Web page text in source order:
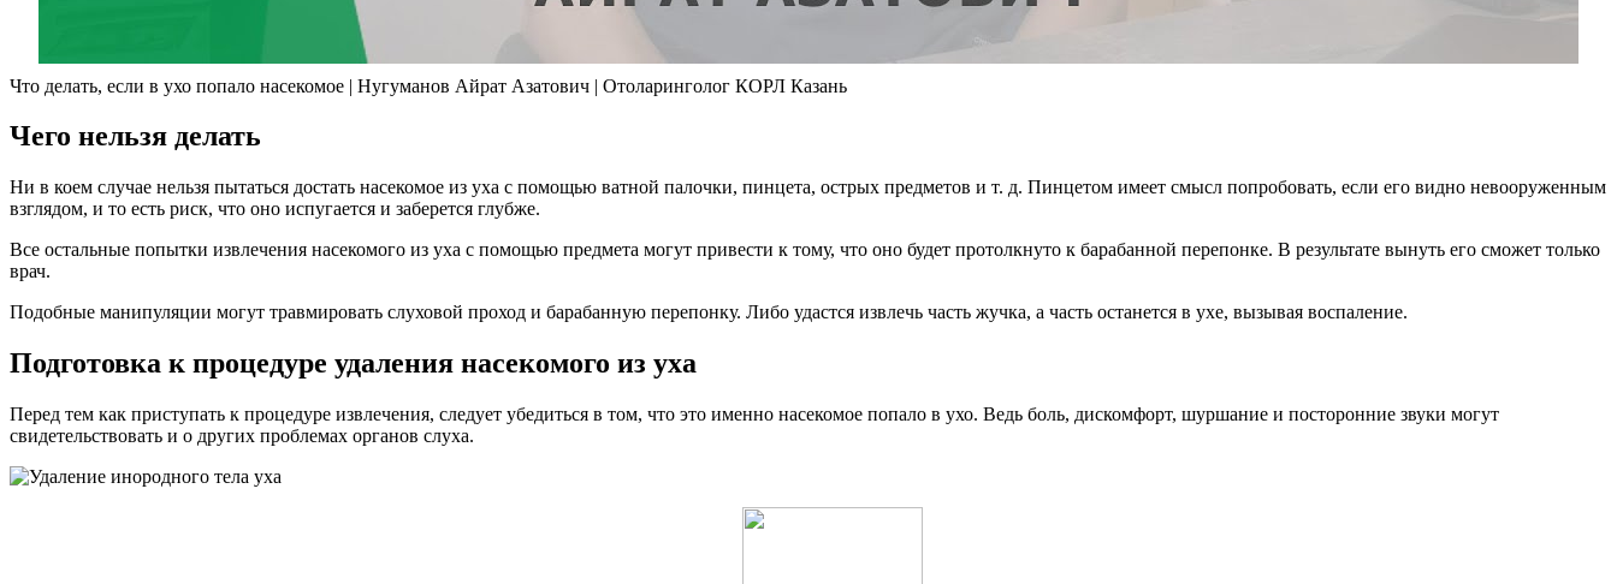
Что делать, если в ухо попало насекомое | Нугуманов Айрат Азатович | Отоларинголог КОРЛ Казань
Чего нельзя делать
Ни в коем случае нельзя пытаться достать насекомое из уха с помощью ватной палочки, пинцета, острых предметов и т. д. Пинцетом имеет смысл попробовать, если его видно невооруженным
взглядом, и то есть риск, что оно испугается и заберется глубже.
Все остальные попытки извлечения насекомого из уха с помощью предмета могут привести к тому, что оно будет протолкнуто к барабанной перепонке. В результате вынуть его сможет только
врач.
Подобные манипуляции могут травмировать слуховой проход и барабанную перепонку. Либо удастся извлечь часть жучка, а часть останется в ухе, вызывая воспаление.
Подготовка к процедуре удаления насекомого из уха
Перед тем как приступать к процедуре извлечения, следует убедиться в том, что это именно насекомое попало в ухо. Ведь боль, дискомфорт, шуршание и посторонние звуки могут
свидетельствовать и о других проблемах органов слуха.